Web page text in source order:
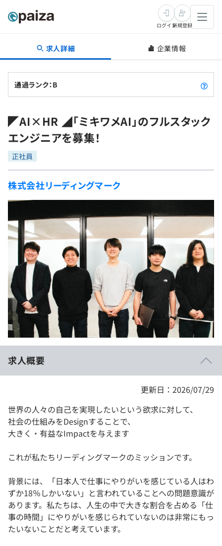
転職・キャリア
転職成功ガイド
転職エージェント
インタビュー
転職成功ガイド
新卒就活
求人検索
本選考
インターン
イベント・セミナー
インタビュー
就活成功ガイド
学習
問題集
ナレッジ
リファレンス
プラン
個人向けプラン
法人向けプラン
契約内容・クーポン
プログラミング言語
評価結果一覧
再チャレンジ結果一覧
ゲーム・マンガ
Tech Team Journal
paiza times
note
paizaとは？
ログイン新規登録
求人詳細 企業情報
通過ランク：B
◤AI×HR ◢「ミキワメAI」のフルスタック
エンジニアを募集！
正社員
株式会社リーディングマーク
求人概要
更新日：2026/07/29
世界の人々の自己を実現したいという欲求に対して、
社会の仕組みをDesignすることで、
大きく・有益なImpactを与えます
これが私たちリーディングマークのミッションです。
背景には、「日本人で仕事にやりがいを感じている人はわ
ずか18％しかいない」と言われていることへの問題意識が
あります。私たちは、人生の中で大きな割合を占める「仕
事の時間」にやりがいを感じられていないのは非常にもっ
たいないことだと考えています。